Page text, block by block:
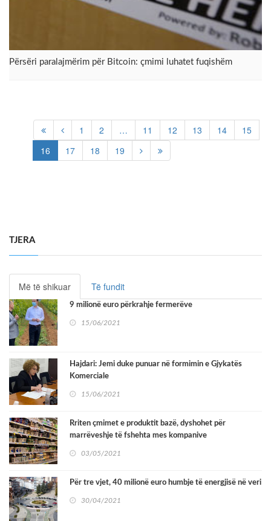
Përsëri paralajmërim për Bitcoin: çmimi luhatet fuqishëm
1 2 … 11 12 13 14
15
16
17 18 19
TJERA
Më të shikuar Të fundit
9 milionë euro përkrahje fermerëve
15/06/2021
Hajdari: Jemi duke punuar në formimin e Gjykatës
Komerciale
15/06/2021
Rriten çmimet e produktit bazë, dyshohet për
marrëveshje të fshehta mes kompanive
03/05/2021
Për tre vjet, 40 milionë euro humbje të energjisë në veri
30/04/2021